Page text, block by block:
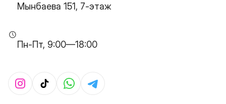
Мынбаева 151, 7-этаж
Пн-Пт, 9:00—18:00